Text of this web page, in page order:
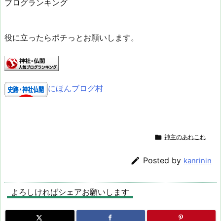
ブログランキング
役に立ったらポチっとお願いします。
にほんブログ村
 神主のあれこれ
 Posted by kanrinin
よろしければシェアお願いします